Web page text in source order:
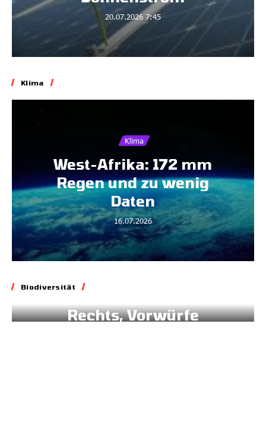
20.07.2026 7:45
Klima
Klima
West-Afrika: 172 mm
Regen und zu wenig
Daten
16.07.2026
Biodiversität
Rechts, Vorwürfe